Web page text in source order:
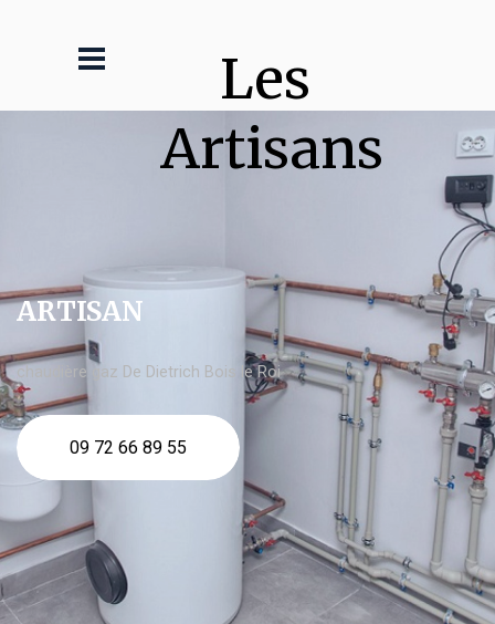
Les
Artisans
ARTISAN
chaudière gaz De Dietrich Bois le Roi
09 72 66 89 55